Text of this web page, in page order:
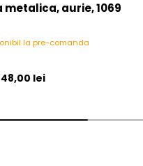
metalica, aurie, 1069
la pre-comanda
lei